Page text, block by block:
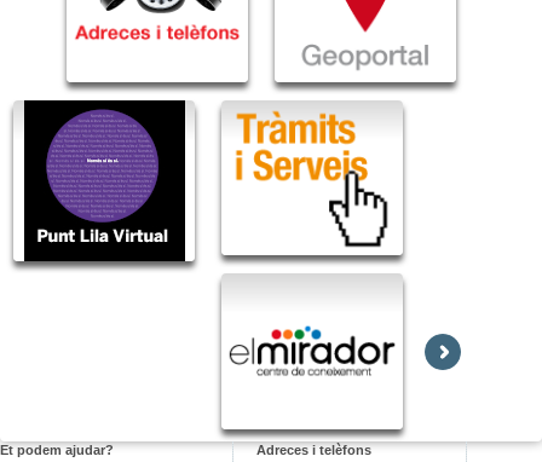
Et podem ajudar?
Adreces i telèfons